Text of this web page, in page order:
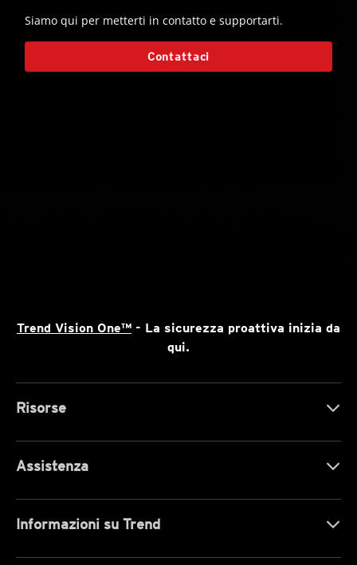
Siamo qui per metterti in contatto e supportarti.
Contattaci
Trend Vision One™ - La sicurezza proattiva inizia da
qui.
Risorse
Assistenza
Informazioni su Trend